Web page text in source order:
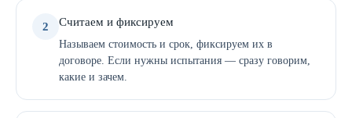
2 Считаем и фиксируем
Называем стоимость и срок, фиксируем их в
договоре. Если нужны испытания — сразу говорим,
какие и зачем.